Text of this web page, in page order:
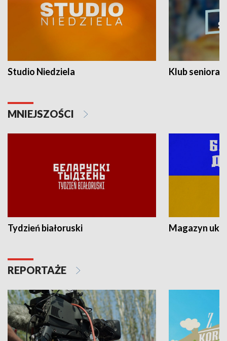
Studio Niedziela Klub seniora
MNIEJSZOŚCI
Tydzień białoruski Magazyn
REPORTAŻE